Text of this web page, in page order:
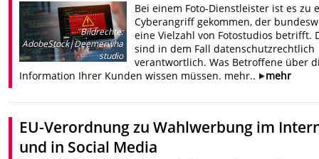
Bildrechte:
AdobeStock|Deemerwha
studio
Bei einem Foto-Dienstleister ist es zu
Cyberangriff gekommen, der
eine Vielzahl von Fotostudios betrifft.
sind in dem Fall datenschutzrechtlich
verantwortlich. Was Betroffene über
Information Ihrer Kunden wissen müssen. mehr..
mehr
EU-Verordnung zu Wahlwerbung im
und in Social Media